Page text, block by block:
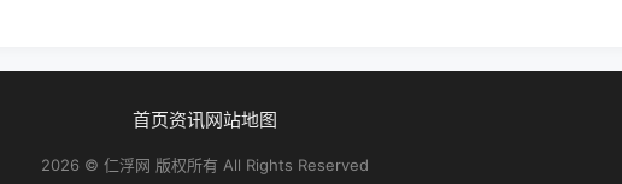
首页资讯网站地图
2026 © 仁浮网 版权所有 All Rights Reserved